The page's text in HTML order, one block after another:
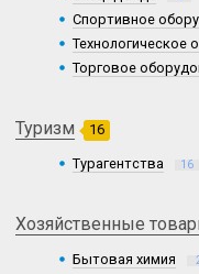
Спортивное
Технологическое
Торговое
Туризм 16
Турагентства 16
Хозяйственные
Бытовая химия